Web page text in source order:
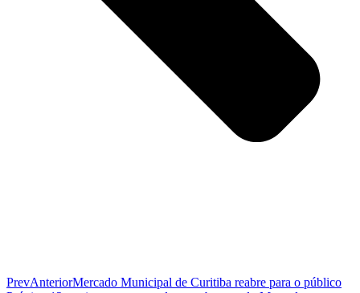
PrevAnteriorMercado Municipal de Curitiba reabre para o público